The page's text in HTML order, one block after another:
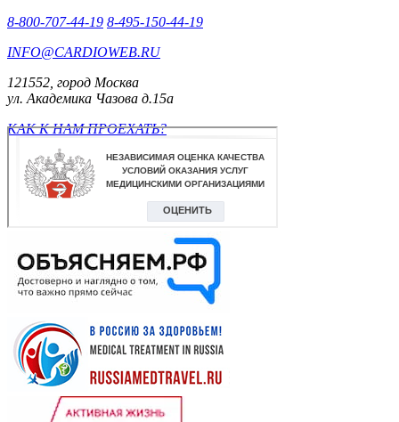
8-800-707-44-19 8-495-150-44-19
INFO@CARDIOWEB.RU
121552, город Москва
ул. Академика Чазова д.15а
КАК К НАМ ПРОЕХАТЬ?